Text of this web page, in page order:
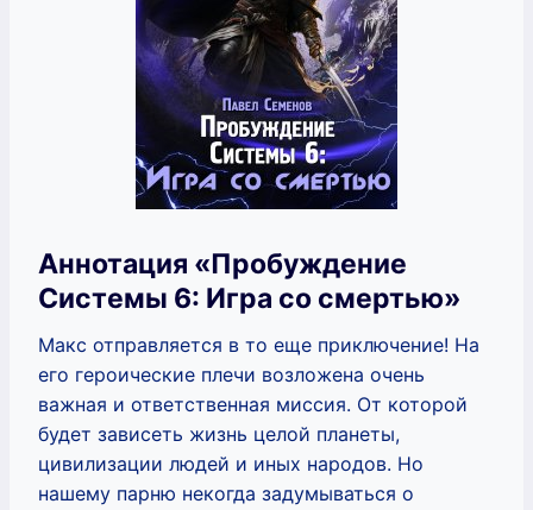
Аннотация «Пробуждение
Системы 6: Игра со смертью»
Макс отправляется в то еще приключение! На
его героические плечи возложена очень
важная и ответственная миссия. От которой
будет зависеть жизнь целой планеты,
цивилизации людей и иных народов. Но
нашему парню некогда задумываться о